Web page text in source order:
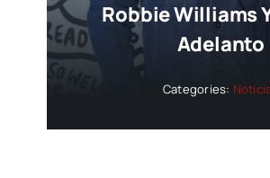
Robbie Williams
Adelanto
Categories: